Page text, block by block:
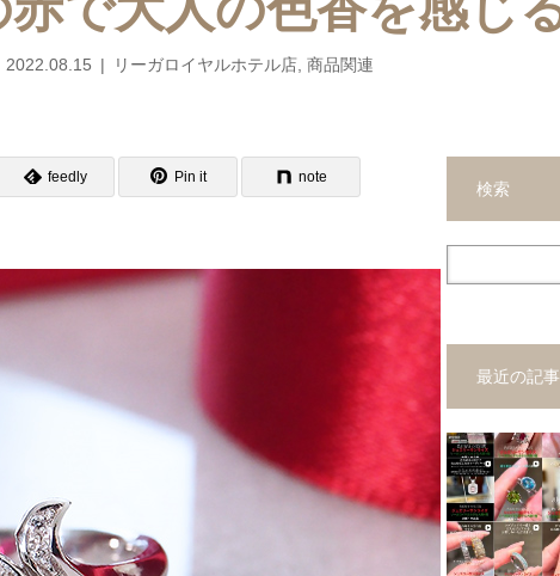
2022.08.15 リーガロイヤルホテル店 商品関連
feedly Pin it note
検索
最近の記事